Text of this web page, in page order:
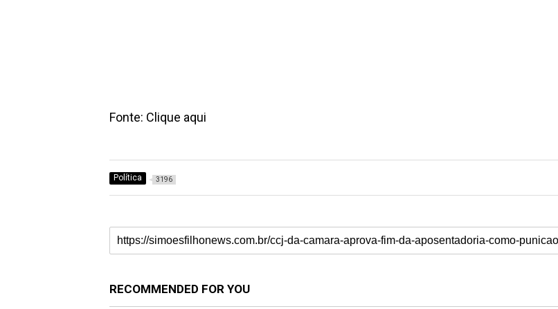
Fonte: Clique aqui
Política 3196
RECOMMENDED FOR YOU